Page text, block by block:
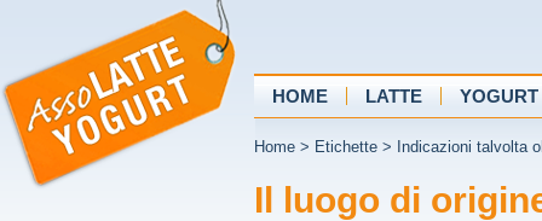
HOME LATTE YOGURT
Home > Etichette > Indicazioni talvolta
Il luogo di